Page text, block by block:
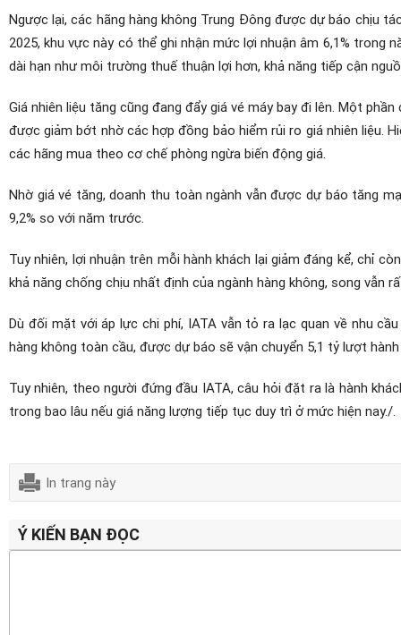
Ngược lại, các hãng hàng không Trung Đông được dự báo chịu
2025, khu vực này có thể ghi nhận mức lợi nhuận âm 6,1% trong
dài hạn như môi trường thuế thuận lợi hơn, khả năng tiếp cận
Giá nhiên liệu tăng cũng đang đẩy giá vé máy bay đi lên. Một
được giảm bớt nhờ các hợp đồng bảo hiểm rủi ro giá nhiên liệu.
các hãng mua theo cơ chế phòng ngừa biến động giá.
Nhờ giá vé tăng, doanh thu toàn ngành vẫn được dự báo tăng
9,2% so với năm trước.
Tuy nhiên, lợi nhuận trên mỗi hành khách lại giảm đáng kể, chỉ
khả năng chống chịu nhất định của ngành hàng không, song
Dù đối mặt với áp lực chi phí, IATA vẫn tỏ ra lạc quan về nhu
hàng không toàn cầu, được dự báo sẽ vận chuyển 5,1 tỷ lượt
Tuy nhiên, theo người đứng đầu IATA, câu hỏi đặt ra là hành
trong bao lâu nếu giá năng lượng tiếp tục duy trì ở mức hiện nay./.
In trang này
Ý KIẾN BẠN ĐỌC